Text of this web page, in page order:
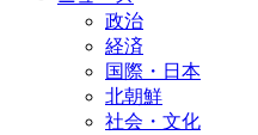
政治
経済
国際・日本
北朝鮮
社会・文化